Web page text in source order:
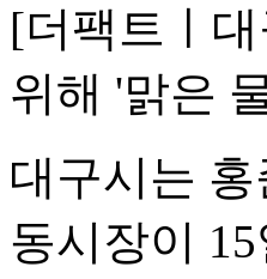
[더팩트ㅣ
위해 '맑은
대구시는
동시장이